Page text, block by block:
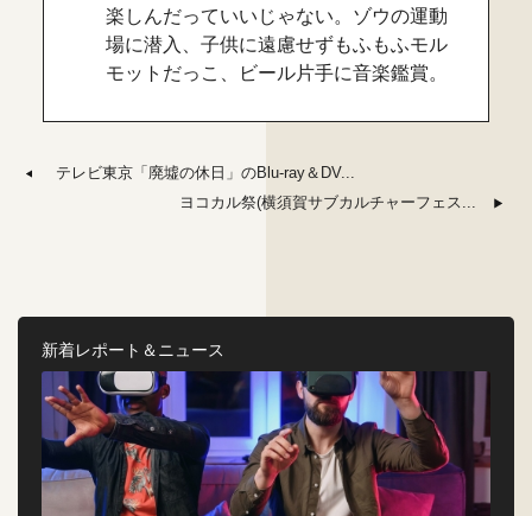
楽しんだっていいじゃない。ゾウの運動
場に潜入、子供に遠慮せずもふもふモル
モットだっこ、ビール片手に音楽鑑賞。
テレビ東京「廃墟の休日」のBlu-ray＆DV...
ヨコカル祭(横須賀サブカルチャーフェス...
新着レポート＆ニュース